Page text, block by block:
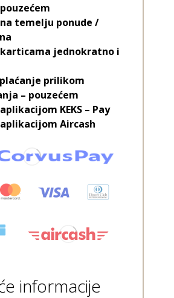
temelju ponude /
jednokratno i
prilikom
– pouzećem
KEKS – Pay
Aircash
informacije